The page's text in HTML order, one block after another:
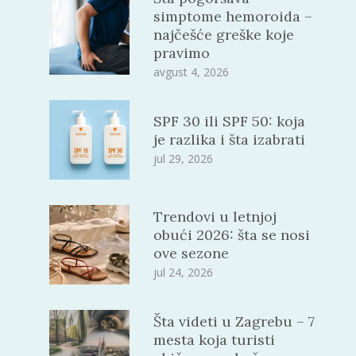
simptome hemoroida –
najčešće greške koje
pravimo
avgust 4, 2026
SPF 30 ili SPF 50: koja
je razlika i šta izabrati
jul 29, 2026
Trendovi u letnjoj
obući 2026: šta se nosi
ove sezone
jul 24, 2026
Šta videti u Zagrebu – 7
mesta koja turisti